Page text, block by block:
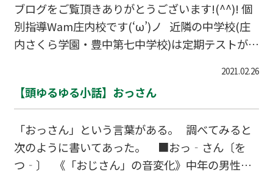
ているので、授業以外の時間も積極的に自習に通
ってくれています。 黙々とストイックに自習する
生徒や、友達と誘い合って仲良く勉強する生徒な
ど、やりかたは様々です。 以前よりも自習に来て
くれる人たちが増えたので、講師一同結果を楽し
みにしています(笑) このように、一生
ブログをご覧頂きありがとうございます!(^^)! 個
別指導Wam庄内校です(‘ω’)ノ 近隣の中学校(庄
内さくら学園・豊中第七中学校)は定期テストが間
会」と称して学年別に普段後回しになりがちな特
に理科・社会の定期テストに向けての対策を実施
て！！！！ 「もっと前からやっとけば良かっ
た・・・」とか課題に追われてしっかり勉強出来
ずに成績が振るわない・・・。 なんてことない
2021.02.26
【頭ゆるゆる小話】おっさん
「おっさん」という言葉がある。 調べてみると
次のように書いてあった。 ■おっ‐さん〔を
つ‐〕 《「おじさん」の音変化》中年の男性を